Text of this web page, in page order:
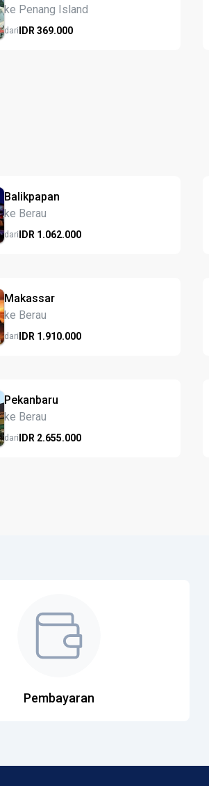
ke Penang Island
dariIDR 369.000
Balikpapan
ke Berau
dariIDR 1.062.000
Makassar
ke Berau
dariIDR 1.910.000
Pekanbaru
ke Berau
dariIDR 2.655.000
Pembayaran